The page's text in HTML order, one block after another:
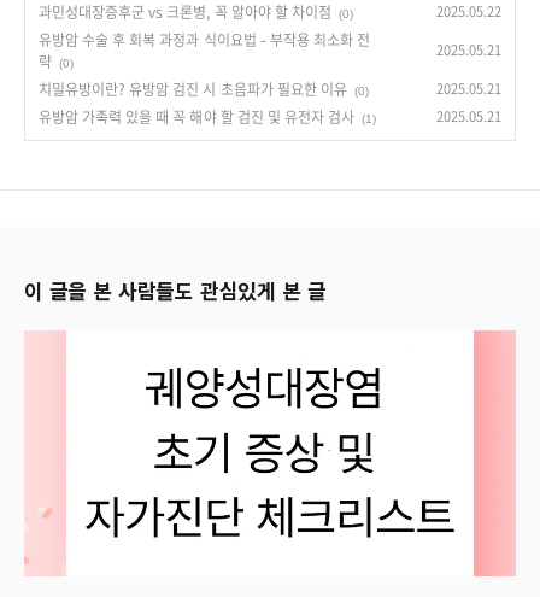
과민성대장증후군 vs 크론병, 꼭 알아야 할 차이점 (0) 2025.05.22
유방암 수술 후 회복 과정과 식이요법 – 부작용 최소화 전
략 (0)
2025.05.21
치밀유방이란? 유방암 검진 시 초음파가 필요한 이유 (0) 2025.05.21
유방암 가족력 있을 때 꼭 해야 할 검진 및 유전자 검사 (1) 2025.05.21
이 글을 본 사람들도 관심있게 본 글